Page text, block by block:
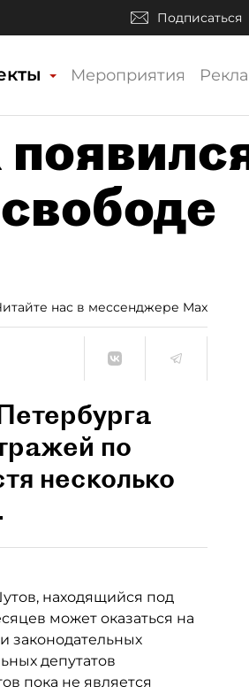
Подписаться
Мероприятия
нас в мессенджере Max
по
несколько
находящийся под
может оказаться на
законодательных
депутатов
пока не является